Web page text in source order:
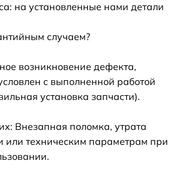
на установленные нами детали
случаем?
возникновение дефекта,
с выполненной работой
установка запчасти).
Внезапная поломка, утрата
или техническим параметрам при